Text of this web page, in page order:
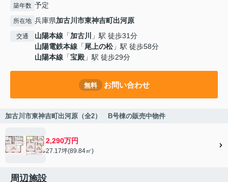
築年数 予定
所在地 兵庫県加古川市東神吉町出河原
交通 山陽本線 「加古川
」駅 徒歩31分
山陽電鉄本線 「尾上の松」駅 徒歩58分
山陽本線 「宝殿 」駅 徒歩29分
無料 お問い合わせ
加古川市東神吉町出河原（全2） B号棟の販売中物件
2,290万円
27.17坪(89.84㎡)
周辺施設